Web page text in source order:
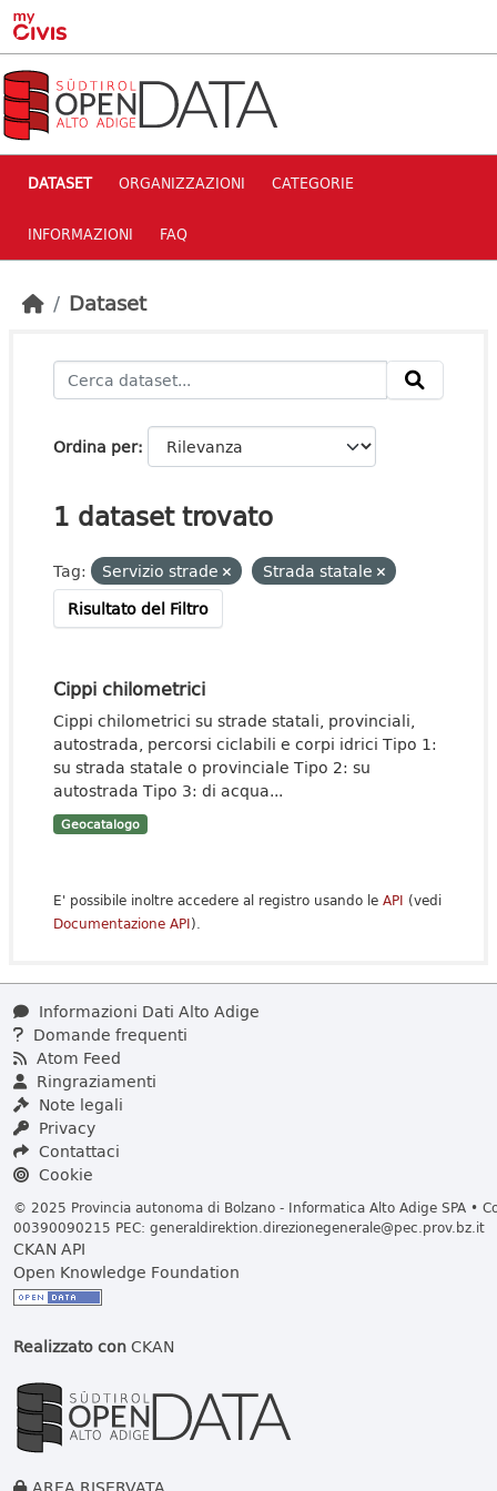
Skip to main content
DATASET ORGANIZZAZIONI CATEGORIE
INFORMAZIONI FAQ
Dataset
Ordina per
1 dataset trovato
Tag: Servizio strade
Strada statale
Risultato del Filtro
Cippi chilometrici
Cippi chilometrici su strade statali, provinciali,
autostrada, percorsi ciclabili e corpi idrici Tipo 1:
su strada statale o provinciale Tipo 2: su
autostrada Tipo 3: di acqua...
Geocatalogo
E' possibile inoltre accedere al registro usando le API (vedi
Documentazione API).
Informazioni Dati Alto Adige
Domande frequenti
Atom Feed
Ringraziamenti
Note legali
Privacy
Contattaci
Cookie
© 2025 Provincia autonoma di Bolzano - Informatica Alto Adige SPA •
00390090215 PEC: generaldirektion.direzionegenerale@pec.prov.bz.it
CKAN API
Open Knowledge Foundation
Realizzato conCKAN